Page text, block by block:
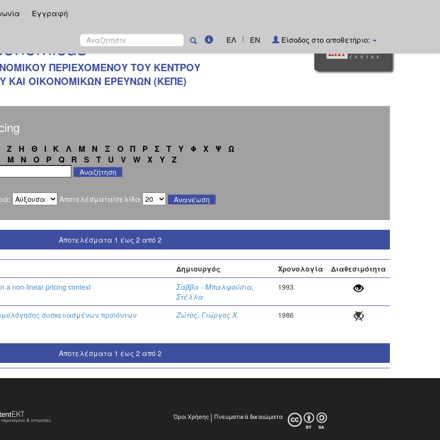
Εγγραφή
ΕΛ | EN Είσοδος στο αποθετήριο:
ΠΕΡΙΕΧΟΜΕΝΟΥ ΤΟΥ ΚΕΝΤΡΟΥ
ΚΑΙ ΟΙΚΟΝΟΜΙΚΩΝ ΕΡΕΥΝΩΝ (ΚΕΠΕ)
Ζ Η Θ Ι Κ Λ Μ Ν Ξ Ο Π Ρ Σ Τ Υ Φ Χ Ψ
Ω
M N O P Q R S T U V W X Y Z
Αποτελέσματα/σελίδα
Αποτελέσματα 1 έως 2 από 2
Δημιουργός Χρονολογία
Διαθεσιμότητα
a non-linear pricing context
Σάββα - Μπαλφούσια,
Στέλλα
1993
συσκευασμένων προϊόντων
Ζώτος, Γιώργος Χ. 1986
Αποτελέσματα 1 έως 2 από 2